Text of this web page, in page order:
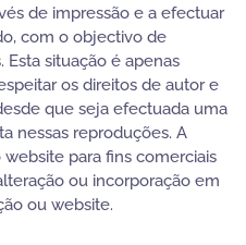
de impressão e a efectuar
com o objectivo de
situação é apenas
os direitos de autor e
que seja efectuada uma
nessas reproduções. A
para fins comerciais
ou incorporação em
ou website.